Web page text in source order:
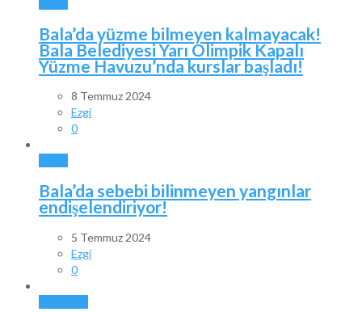
Bala’da yüzme bilmeyen kalmayacak!
Bala Belediyesi Yarı Olimpik Kapalı
Yüzme Havuzu’nda kurslar başladı!
8 Temmuz 2024
Ezgi
0
Bala’da sebebi bilinmeyen yangınlar
endişelendiriyor!
5 Temmuz 2024
Ezgi
0